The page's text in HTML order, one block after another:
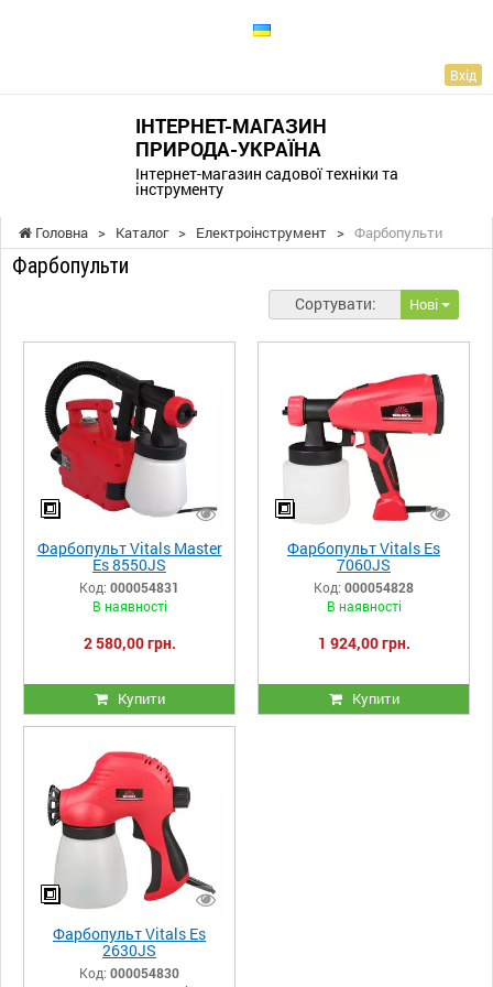
Вхід
ІНТЕРНЕТ-МАГАЗИН
ПРИРОДА-УКРАЇНА
Інтернет-магазин садової техніки та
інструменту
Головна > Каталог > Електроінструмент > Фарбопульти
Фарбопульти
Сортувати: Нові
Фарбопульт Vitals Master
Es 8550JS
Код: 000054831
В наявності
2 580,00 грн.
Купити
Фарбопульт Vitals Es
7060JS
Код: 000054828
В наявності
1 924,00 грн.
Купити
Фарбопульт Vitals Es
2630JS
Код: 000054830